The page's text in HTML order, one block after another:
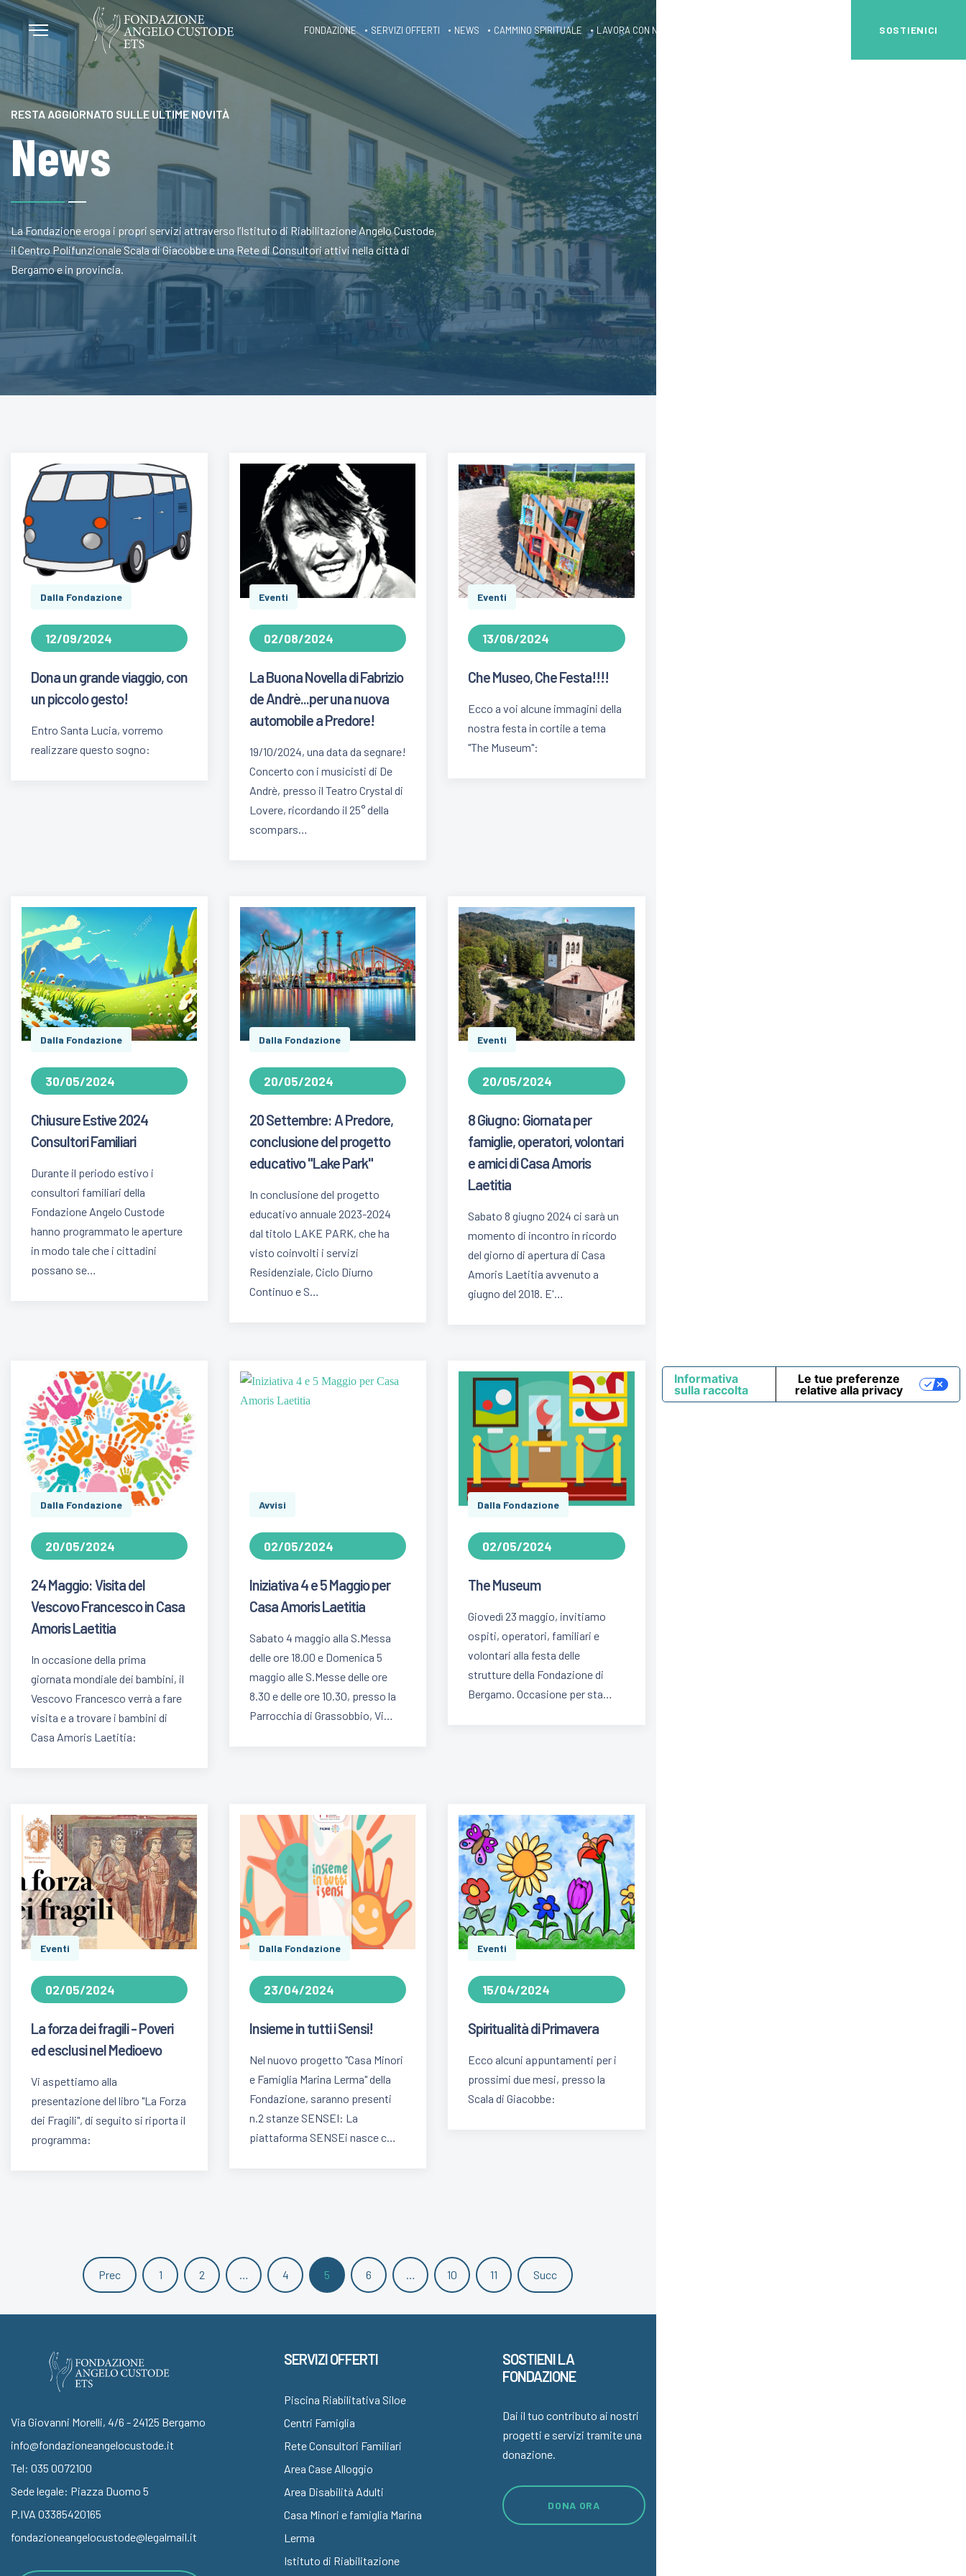
FONDAZIONE SERVIZI OFFERTI NEWS CAMMINO SPIRITUALE LAVORA CON NOI SOSTIENICI
RESTA AGGIORNATO SULLE ULTIME NOVITÀ
News
La Fondazione eroga i propri servizi attraverso l’Istituto di Riabilitazione Angelo Custode,
il Centro Polifunzionale Scala di Giacobbe e una Rete di Consultori attivi nella città di
Bergamo e in provincia.
Dalla Fondazione
12/09/2024
Dona un grande viaggio, con
un piccolo gesto!
Entro Santa Lucia, vorremo
realizzare questo sogno:
Eventi
02/08/2024
La Buona Novella di Fabrizio
de Andrè...per una nuova
automobile a Predore!
19/10/2024, una data da segnare!
Concerto con i musicisti di De
Andrè, presso il Teatro Crystal di
Lovere, ricordando il 25° della
scompars…
Eventi
13/06/2024
Che Museo, Che Festa!!!!
Ecco a voi alcune immagini della
nostra festa in cortile a tema
"The Museum":
Dalla Fondazione
30/05/2024
Chiusure Estive 2024
Consultori Familiari
Durante il periodo estivo i
consultori familiari della
Fondazione Angelo Custode
hanno programmato le aperture
in modo tale che i cittadini
possano se…
Dalla Fondazione
20/05/2024
20 Settembre: A Predore,
conclusione del progetto
educativo "Lake Park"
In conclusione del progetto
educativo annuale 2023-2024
dal titolo LAKE PARK, che ha
visto coinvolti i servizi
Residenziale, Ciclo Diurno
Continuo e S…
Eventi
20/05/2024
8 Giugno: Giornata per
famiglie, operatori, volontari
e amici di Casa Amoris
Laetitia
Sabato 8 giugno 2024 ci sarà un
momento di incontro in ricordo
del giorno di apertura di Casa
Amoris Laetitia avvenuto a
giugno del 2018. E'…
Dalla Fondazione
20/05/2024
24 Maggio: Visita del
Vescovo Francesco in Casa
Amoris Laetitia
In occasione della prima
giornata mondiale dei bambini, il
Vescovo Francesco verrà a fare
visita e a trovare i bambini di
Casa Amoris Laetitia:
Avvisi
02/05/2024
Iniziativa 4 e 5 Maggio per
Casa Amoris Laetitia
Sabato 4 maggio alla S.Messa
delle ore 18.00 e Domenica 5
maggio alle S.Messe delle ore
8.30 e delle ore 10.30, presso la
Parrocchia di Grassobbio, Vi…
Dalla Fondazione
02/05/2024
The Museum
Giovedì 23 maggio, invitiamo
ospiti, operatori, familiari e
volontari alla festa delle
strutture della Fondazione di
Bergamo. Occasione per sta…
Eventi
02/05/2024
La forza dei fragili - Poveri
ed esclusi nel Medioevo
Vi aspettiamo alla
presentazione del libro "La Forza
dei Fragili", di seguito si riporta il
programma:
Dalla Fondazione
23/04/2024
Insieme in tutti i Sensi!
Nel nuovo progetto "Casa Minori
e Famiglia Marina Lerma" della
Fondazione, saranno presenti
n.2 stanze SENSEI: La
piattaforma SENSEi nasce c…
Eventi
15/04/2024
Spiritualità di Primavera
Ecco alcuni appuntamenti per i
prossimi due mesi, presso la
Scala di Giacobbe:
Prec 1 2 … 4 5 6 … 10 11 Succ
Via Giovanni Morelli, 4/6 - 24125 Bergamo
info@fondazioneangelocustode.it
Tel: 035 0072100
Sede legale: Piazza Duomo 5
P.IVA 03385420165
fondazioneangelocustode@legalmail.it
SERVIZI OFFERTI
Piscina Riabilitativa Siloe
Centri Famiglia
Rete Consultori Familiari
Area Case Alloggio
Area Disabilità Adulti
Casa Minori e famiglia Marina
Lerma
Istituto di Riabilitazione
SOSTIENI LA
FONDAZIONE
Dai il tuo contributo ai nostri
progetti e servizi tramite una
donazione.
DONA ORA
Informativa
sulla raccolta
Le tue preferenze
relative alla privacy